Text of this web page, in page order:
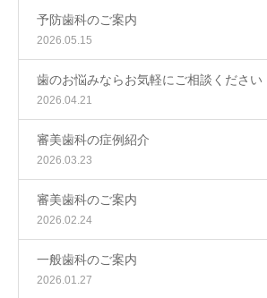
予防歯科のご案内
2026.05.15
歯のお悩みならお気軽にご相談ください
2026.04.21
審美歯科の症例紹介
2026.03.23
審美歯科のご案内
2026.02.24
一般歯科のご案内
2026.01.27